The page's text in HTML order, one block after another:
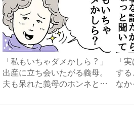
「私もいちゃダメかしら？」
出産に立ち会いたがる義母。
夫も呆れた義母のホンネと
「
す
な